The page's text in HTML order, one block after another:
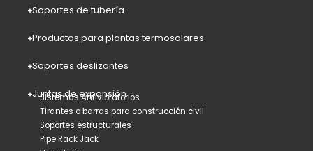
Soportes de tubería
Productos para plantas termosolares
Soportes deslizantes
Juntas de expansión
Sistemas Antivibratorios
Tirantes o barras para construcción civil
Soportes estructurales
Pipe Rack Jack